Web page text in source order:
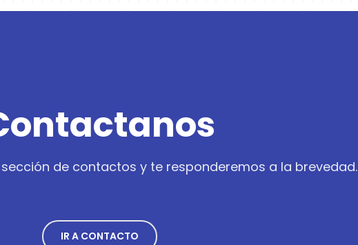
de contactos y te responderemos a la brevedad.
IR A CONTACTO